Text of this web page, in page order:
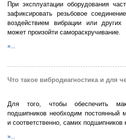
При эксплуатации оборудования
зафиксировать резьбовое
воздействием вибрации или других
может произойти самораскручивание.
»...
Что такое вибродиагностика и для
Для того, чтобы обеспечить
подшипников необходим постоянный
и соответственно, самих подшипников
»...